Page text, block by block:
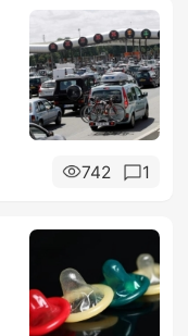
742 1